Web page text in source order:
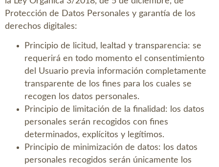
Protección de Datos Personales y garantía de los
derechos digitales:
Principio de licitud, lealtad y transparencia: se
requerirá en todo momento el consentimiento
del Usuario previa información completamente
transparente de los fines para los cuales se
recogen los datos personales.
Principio de limitación de la finalidad: los datos
personales serán recogidos con fines
determinados, explícitos y legítimos.
Principio de minimización de datos: los datos
personales recogidos serán únicamente los